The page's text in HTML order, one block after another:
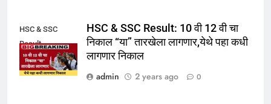
HSC & SSC
Result
HSC & SSC Result: 10 वी 12 वी चा
निकाल “या” तारखेला लागणार,येथे पहा कधी
लागणार निकाल
admin
2 years ago 0